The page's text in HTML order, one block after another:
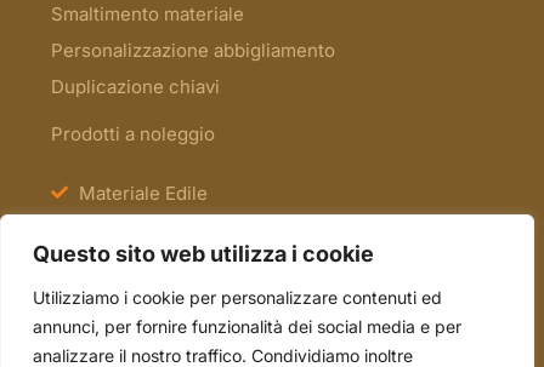
Questo sito web utilizza i cookie
Utilizziamo i cookie per personalizzare contenuti ed
annunci, per fornire funzionalità dei social media e per
analizzare il nostro traffico. Condividiamo inoltre
Smaltimento materiale
Personalizzazione abbigliamento
Duplicazione chiavi
Prodotti a noleggio
Materiale Edile
Scale e Ponteggi
Occasioni